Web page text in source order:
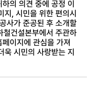
의 의견 중에 공정 이
지, 시민을 위한 편의시
사가 준공된 후 소개할
철건설본부에서 주관하
이지에 관심을 가져
욱 시민의 사랑받는 지